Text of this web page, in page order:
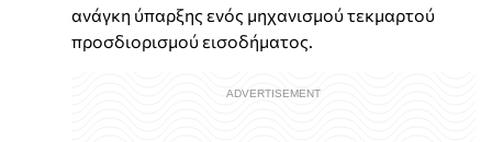
ανάγκη ύπαρξης ενός μηχανισμού τεκμαρτού
προσδιορισμού εισοδήματος.